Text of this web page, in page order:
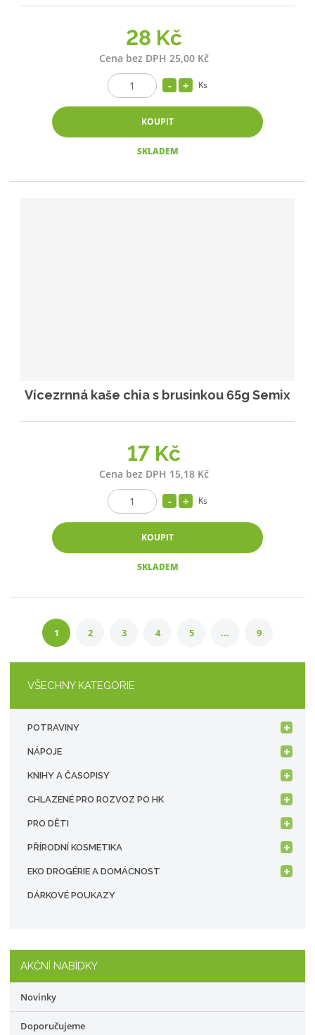
28 Kč
Cena bez DPH 25,00 Kč
Ks
KOUPIT
SKLADEM
Vícezrnná kaše chia s brusinkou 65g Semix
17 Kč
Cena bez DPH 15,18 Kč
Ks
KOUPIT
SKLADEM
1 2 3 4 5 ... 9
VŠECHNY KATEGORIE
POTRAVINY
NÁPOJE
KNIHY A ČASOPISY
CHLAZENÉ PRO ROZVOZ PO HK
PRO DĚTI
PŘÍRODNÍ KOSMETIKA
EKO DROGÉRIE A DOMÁCNOST
DÁRKOVÉ POUKAZY
AKČNÍ NABÍDKY
Novinky
Doporučujeme